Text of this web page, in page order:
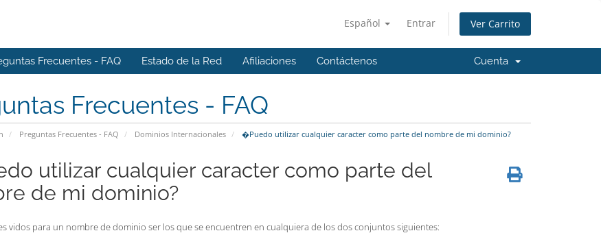
Español Entrar Ver Carrito
Frecuentes - FAQ Estado de la Red Afiliaciones Contáctenos Cuenta
Frecuentes - FAQ
Preguntas Frecuentes - FAQ Dominios Internacionales �Puedo utilizar cualquier caracter como parte del nombre de mi dominio?
utilizar cualquier caracter como parte del
de mi dominio?
vidos para un nombre de dominio ser los que se encuentren en cualquiera de los dos conjuntos siguientes: